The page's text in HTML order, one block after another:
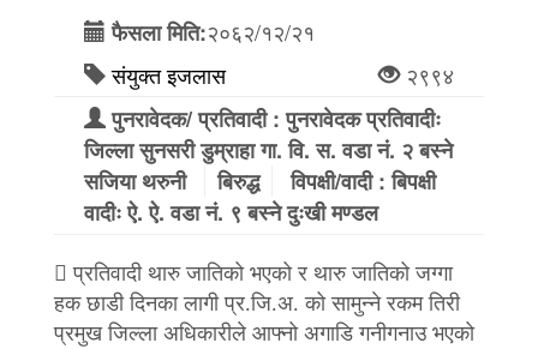
फैसला मिति:२०६२/१२/२१
संयुक्त इजलास
२९९४
पुनरावेदक/ प्रतिवादी : पुनरावेदक प्रतिवादीः
जिल्ला सुनसरी डुम्राहा गा. वि. स. वडा नं. २ बस्ने
सजिया थरुनी
बिरुद्ध
विपक्षी/वादी : बिपक्षी
वादीः ऐ. ऐ. वडा नं. ९ बस्ने दुःखी मण्डल
 प्रतिवादी थारु जातिको भएको र थारु जातिको जग्गा
हक छाडी दिनका लागी प्र.जि.अ. को सामुन्ने रकम तिरी
प्रमुख जिल्ला अधिकारीले आफ्नो अगाडि गनीगनाउ भएको